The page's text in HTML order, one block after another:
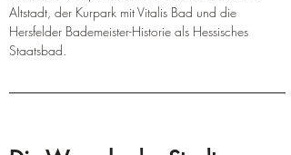
Altstadt, der Kurpark mit Vitalis Bad und die
Hersfelder Bademeister-Historie als Hessisches
Staatsbad.